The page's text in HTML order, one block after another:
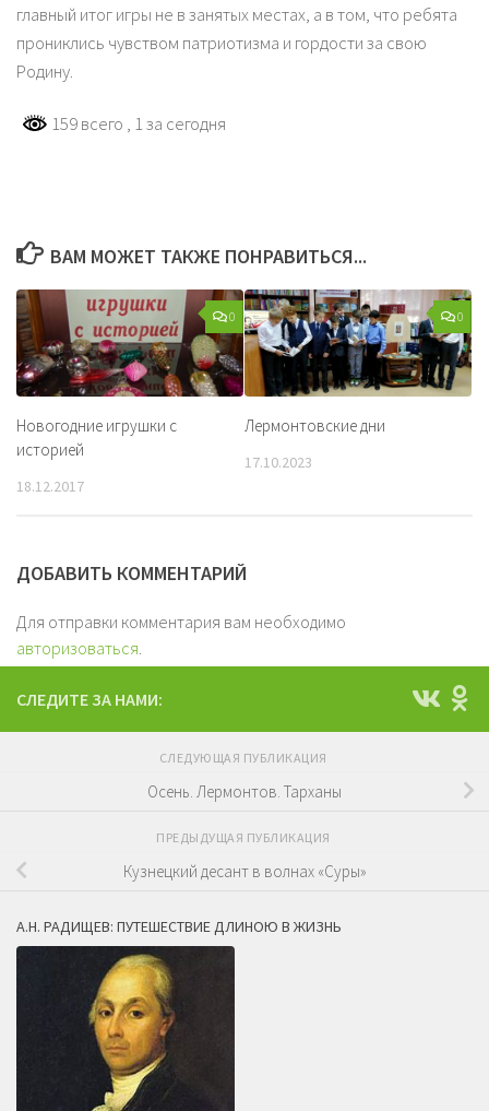
главный итог игры не в занятых местах, а в том, что ребята
прониклись чувством патриотизма и гордости за свою
Родину.
159 всего , 1 за сегодня
ВАМ МОЖЕТ ТАКЖЕ ПОНРАВИТЬСЯ...
0
Новогодние игрушки с
историей
18.12.2017
0
Лермонтовские дни
17.10.2023
ДОБАВИТЬ КОММЕНТАРИЙ
Для отправки комментария вам необходимо
авторизоваться.
СЛЕДИТЕ ЗА НАМИ:
СЛЕДУЮЩАЯ ПУБЛИКАЦИЯ
Осень. Лермонтов. Тарханы
ПРЕДЫДУЩАЯ ПУБЛИКАЦИЯ
Кузнецкий десант в волнах «Суры»
А.Н. РАДИЩЕВ: ПУТЕШЕСТВИЕ ДЛИНОЮ В ЖИЗНЬ